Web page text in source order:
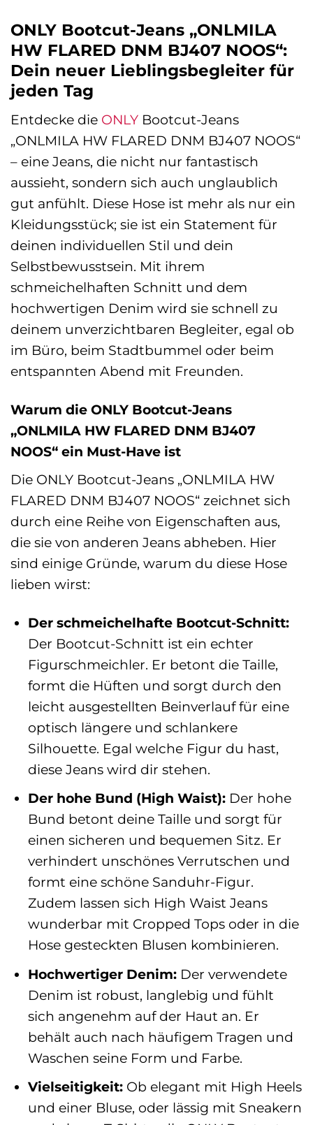
ONLY Bootcut-Jeans „ONLMILA
HW FLARED DNM BJ407 NOOS“:
Dein neuer Lieblingsbegleiter für
jeden Tag
Entdecke die ONLY Bootcut-Jeans
„ONLMILA HW FLARED DNM BJ407 NOOS“
– eine Jeans, die nicht nur fantastisch
aussieht, sondern sich auch unglaublich
gut anfühlt. Diese Hose ist mehr als nur ein
Kleidungsstück; sie ist ein Statement für
deinen individuellen Stil und dein
Selbstbewusstsein. Mit ihrem
schmeichelhaften Schnitt und dem
hochwertigen Denim wird sie schnell zu
deinem unverzichtbaren Begleiter, egal ob
im Büro, beim Stadtbummel oder beim
entspannten Abend mit Freunden.
Warum die ONLY Bootcut-Jeans
„ONLMILA HW FLARED DNM BJ407
NOOS“ ein Must-Have ist
Die ONLY Bootcut-Jeans „ONLMILA HW
FLARED DNM BJ407 NOOS“ zeichnet sich
durch eine Reihe von Eigenschaften aus,
die sie von anderen Jeans abheben. Hier
sind einige Gründe, warum du diese Hose
lieben wirst:
Der schmeichelhafte Bootcut-Schnitt:
Der Bootcut-Schnitt ist ein echter
Figurschmeichler. Er betont die Taille,
formt die Hüften und sorgt durch den
leicht ausgestellten Beinverlauf für eine
optisch längere und schlankere
Silhouette. Egal welche Figur du hast,
diese Jeans wird dir stehen.
Der hohe Bund (High Waist):Der hohe
Bund betont deine Taille und sorgt für
einen sicheren und bequemen Sitz. Er
verhindert unschönes Verrutschen und
formt eine schöne Sanduhr-Figur.
Zudem lassen sich High Waist Jeans
wunderbar mit Cropped Tops oder in die
Hose gesteckten Blusen kombinieren.
Hochwertiger Denim:Der verwendete
Denim ist robust, langlebig und fühlt
sich angenehm auf der Haut an. Er
behält auch nach häufigem Tragen und
Waschen seine Form und Farbe.
Vielseitigkeit:Ob elegant mit High Heels
und einer Bluse, oder lässig mit Sneakern